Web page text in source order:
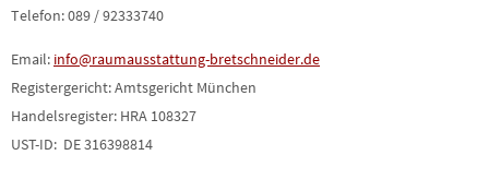
Telefon: 089 / 92333740
Email: info@raumausstattung-bretschneider.de
Registergericht: Amtsgericht München
Handelsregister: HRA 108327
UST-ID: DE 316398814